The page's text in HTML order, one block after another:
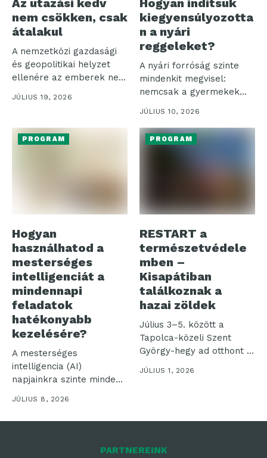
Az utazási kedv
nem csökken, csak
átalakul
A nemzetközi gazdasági
és geopolitikai helyzet
ellenére az emberek nem
mondanak le...
JÚLIUS 19, 2026
Hogyan indítsuk
kiegyensúlyozotta
n a nyári
reggeleket?
A nyári forróság szinte
mindenkit megvisel:
nemcsak a gyermekek
válnak nyűgösebbé az...
JÚLIUS 10, 2026
PROGRAM
Hogyan
használhatod a
mesterséges
intelligenciát a
mindennapi
feladatok
hatékonyabb
kezelésére?
A mesterséges
intelligencia (AI)
napjainkra szinte minden
iparágban
meghatározóvá vált, és
számos...
JÚLIUS 8, 2026
PROGRAM
RESTART a
természetvédele
mben –
Kisapátiban
találkoznak a
hazai zöldek
Július 3–5. között a
Tapolca-közeli Szent
György-hegy ad otthont a
„RESTART a...
JÚLIUS 1, 2026
PARTNEREINK